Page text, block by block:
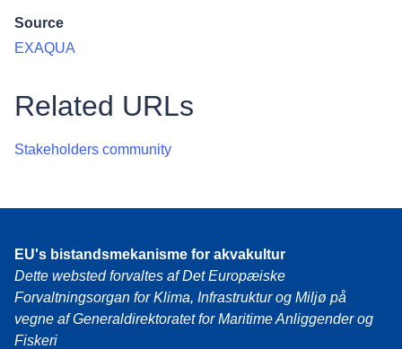
Source
EXAQUA
Related URLs
Stakeholders community
EU's bistandsmekanisme for akvakultur
Dette websted forvaltes af Det Europæiske
Forvaltningsorgan for Klima, Infrastruktur og Miljø på
vegne af Generaldirektoratet for Maritime Anliggender og
Fiskeri